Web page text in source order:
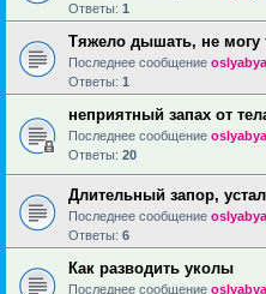
Ответы: 1
Тяжело дышать, не могу
Последнее сообщение oslyabya
Ответы: 1
неприятный запах от
Последнее сообщение oslyabya
Ответы: 20
Длительный запор,
Последнее сообщение oslyabya
Ответы: 6
Как разводить уколы
Последнее сообщение oslyabya